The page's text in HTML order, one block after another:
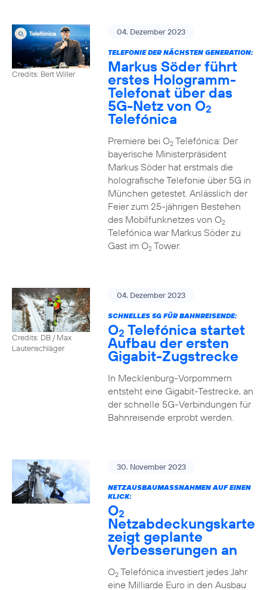
Credits: Bert Willer
04. Dezember 2023
TELEFONIE DER NÄCHSTEN GENERATION:
Markus Söder führt
erstes Hologramm-
Telefonat über das
5G-Netz von O2
Telefónica
Premiere bei O2Telefónica: Der
bayerische Ministerpräsident
Markus Söder hat erstmals die
holografische Telefonie über 5G in
München getestet. Anlässlich der
Feier zum 25-jährigen Bestehen
des Mobilfunknetzes von O2
Telefónica war Markus Söder zu
Gast im O2Tower.
Credits: DB / Max
Lautenschläger
04. Dezember 2023
SCHNELLES 5G FÜR BAHNREISENDE:
O2 Telefónica startet
Aufbau der ersten
Gigabit-Zugstrecke
In Mecklenburg-Vorpommern
entsteht eine Gigabit-Testrecke, an
der schnelle 5G-Verbindungen für
Bahnreisende erprobt werden.
30. November 2023
NETZAUSBAUMASSNAHMEN AUF EINEN K
LICK:
O2
Netzabdeckungskarte
zeigt geplante
Verbesserungen an
O2Telefónica investiert jedes Jahr
eine Milliarde Euro in den Ausbau